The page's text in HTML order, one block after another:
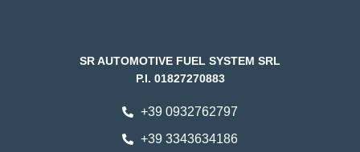
SR AUTOMOTIVE FUEL SYSTEM SRL
P.I. 01827270883
+39 0932762797
+39 3343634186